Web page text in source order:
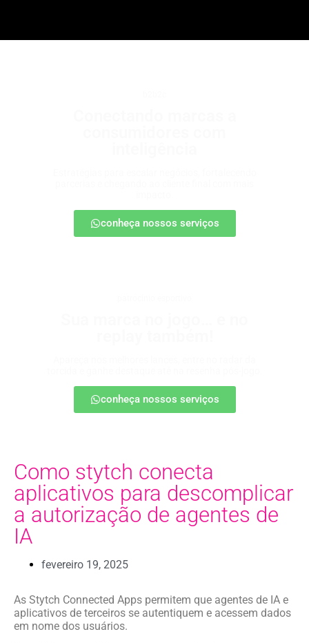
conheça nossos serviços
conheça nossos serviços
Como stytch conecta
aplicativos para descomplicar
a autorização de agentes de
IA
fevereiro 19, 2025
As Stytch Connected Apps permitem que agentes de IA e
aplicativos de terceiros se autentiquem e acessem dados
em nome dos usuários.